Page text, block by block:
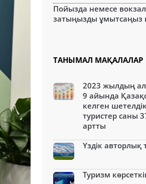
Пойызда немесе
затыңызды ұмытсаңыз
ТАНЫМАЛ МАҚАЛАЛАР
2023 жылдың
9 айында
келген шетелдік
туристер саны
артты
Үздік авторлық
Туризм